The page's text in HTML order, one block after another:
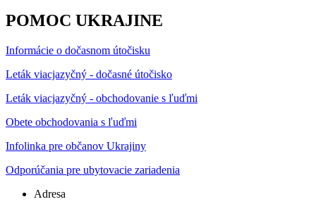
POMOC UKRAJINE
Informácie o dočasnom útočisku
Leták viacjazyčný - dočasné útočisko
Leták viacjazyčný - obchodovanie s ľuďmi
Obete obchodovania s ľuďmi
Infolinka pre občanov Ukrajiny
Odporúčania pre ubytovacie zariadenia
Adresa